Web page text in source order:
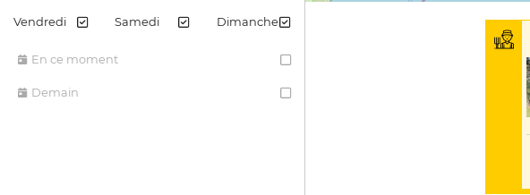
Vendredi Samedi Dimanche
En ce moment
Demain